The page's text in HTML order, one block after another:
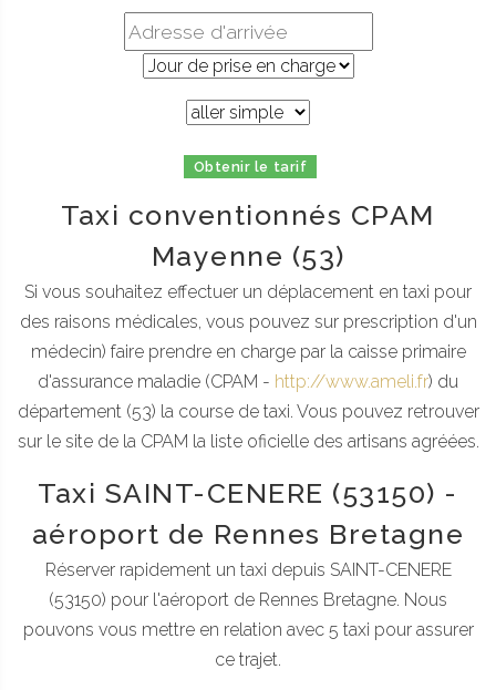
Obtenir le tarif
Taxi conventionnés CPAM
Mayenne (53)
Si vous souhaitez effectuer un déplacement en taxi pour
des raisons médicales, vous pouvez sur prescription d'un
médecin) faire prendre en charge par la caisse primaire
d'assurance maladie (CPAM - http://www.ameli.fr) du
département (53) la course de taxi. Vous pouvez retrouver
sur le site de la CPAM la liste oficielle des artisans agréées.
Taxi SAINT-CENERE (53150) -
aéroport de Rennes Bretagne
Réserver rapidement un taxi depuis SAINT-CENERE
(53150) pour l'aéroport de Rennes Bretagne. Nous
pouvons vous mettre en relation avec 5 taxi pour assurer
ce trajet.